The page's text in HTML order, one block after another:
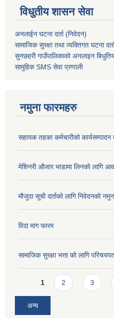
विधुतीय शासन सेवा
अनलाईन घटना दर्ता (निवेदन)
सामाजिक सुरक्षा तथा व्यक्तिगत घटना
सुनछहरी गाउँपालिकाको अनलाइन बिधुतिय
सामुहिकSMS सेवाप्रणाली
नमुना फारमहरु
सहायक तहका कर्मचारीको
मेशिनरी औजार भाडामा लिनको लागि
मौजुदा सूची दर्ताको लागि निवेदनको
विदा माग फारम
सामाजिक सुरक्षा भत्ता को लागि
Pages
1 2 3
अन्य